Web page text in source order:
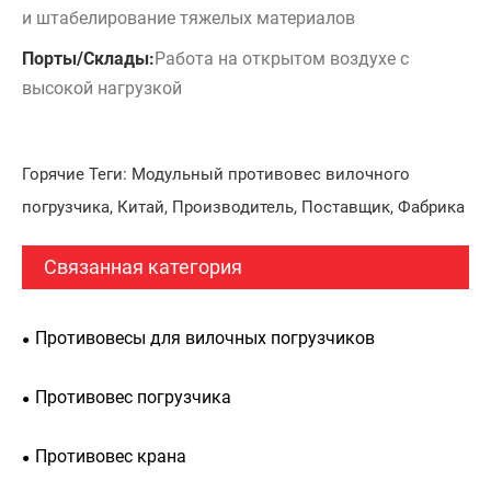
и штабелирование тяжелых материалов
Порты/Склады:Работа на открытом воздухе с
высокой нагрузкой
Горячие Теги: Модульный противовес вилочного
погрузчика, Китай, Производитель, Поставщик, Фабрика
Связанная категория
Противовесы для вилочных погрузчиков
Противовес погрузчика
Противовес крана